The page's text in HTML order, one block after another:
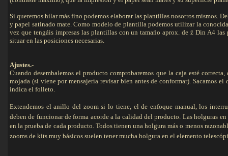
Si queremos hilar más fino podemos elaborar las plantillas nosotros mismos.
y papel satinado mate. Como modelo de plantilla podemos utilizar la
vez que tengáis impresas las plantillas con un tamańo aprox. de ź Din A4
situar en las posiciones necesarias.
Ajustes.-
Cuando desembalemos el producto comprobaremos que la caja esté
mojada (si viene por mensajería revisar bien antes de conformar). Sacamos
indica el folleto.
Extendemos el anillo del zoom si lo tiene, el de enfoque manual, los
deben de funcionar de forma acorde a la calidad del producto. Las holguras
en la prueba de cada producto. Todos tienen una holgura más o menos
zooms de kits muy básicos suelen tener mucha holgura en el elemento